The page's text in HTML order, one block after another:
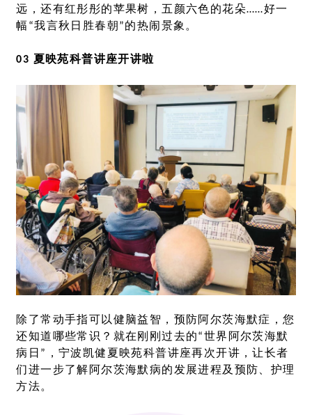
远，还有红彤彤的苹果树，五颜六色的花朵……好一
幅“我言秋日胜春朝”的热闹景象。
03 夏映苑科普讲座开讲啦
除了常动手指可以健脑益智，预防阿尔茨海默症，您
还知道哪些常识？就在刚刚过去的“世界阿尔茨海默
病日”，宁波凯健夏映苑科普讲座再次开讲，让长者
们进一步了解阿尔茨海默病的发展进程及预防、护理
方法。